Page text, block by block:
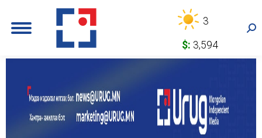
3
$: 3,594